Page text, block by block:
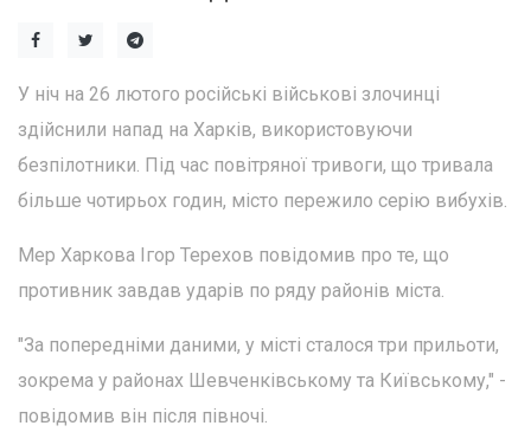
У ніч на 26 лютого російські військові злочинці
здійснили напад на Харків, використовуючи
безпілотники. Під час повітряної тривоги, що тривала
більше чотирьох годин, місто пережило серію вибухів.
Мер Харкова Ігор Терехов повідомив про те, що
противник завдав ударів по ряду районів міста.
"За попередніми даними, у місті сталося три прильоти,
зокрема у районах Шевченківському та Київському," -
повідомив він після півночі.